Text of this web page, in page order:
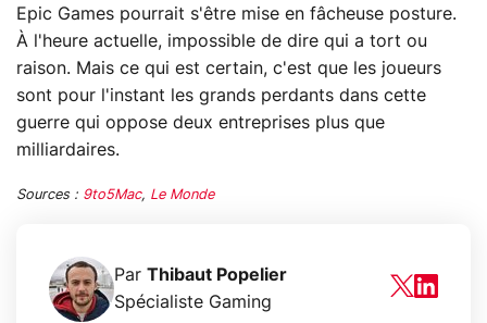
Epic Games pourrait s'être mise en fâcheuse posture.
À l'heure actuelle, impossible de dire qui a tort ou
raison. Mais ce qui est certain, c'est que les joueurs
sont pour l'instant les grands perdants dans cette
guerre qui oppose deux entreprises plus que
milliardaires.
Sources : 9to5Mac, Le Monde
Par Thibaut Popelier
Spécialiste Gaming